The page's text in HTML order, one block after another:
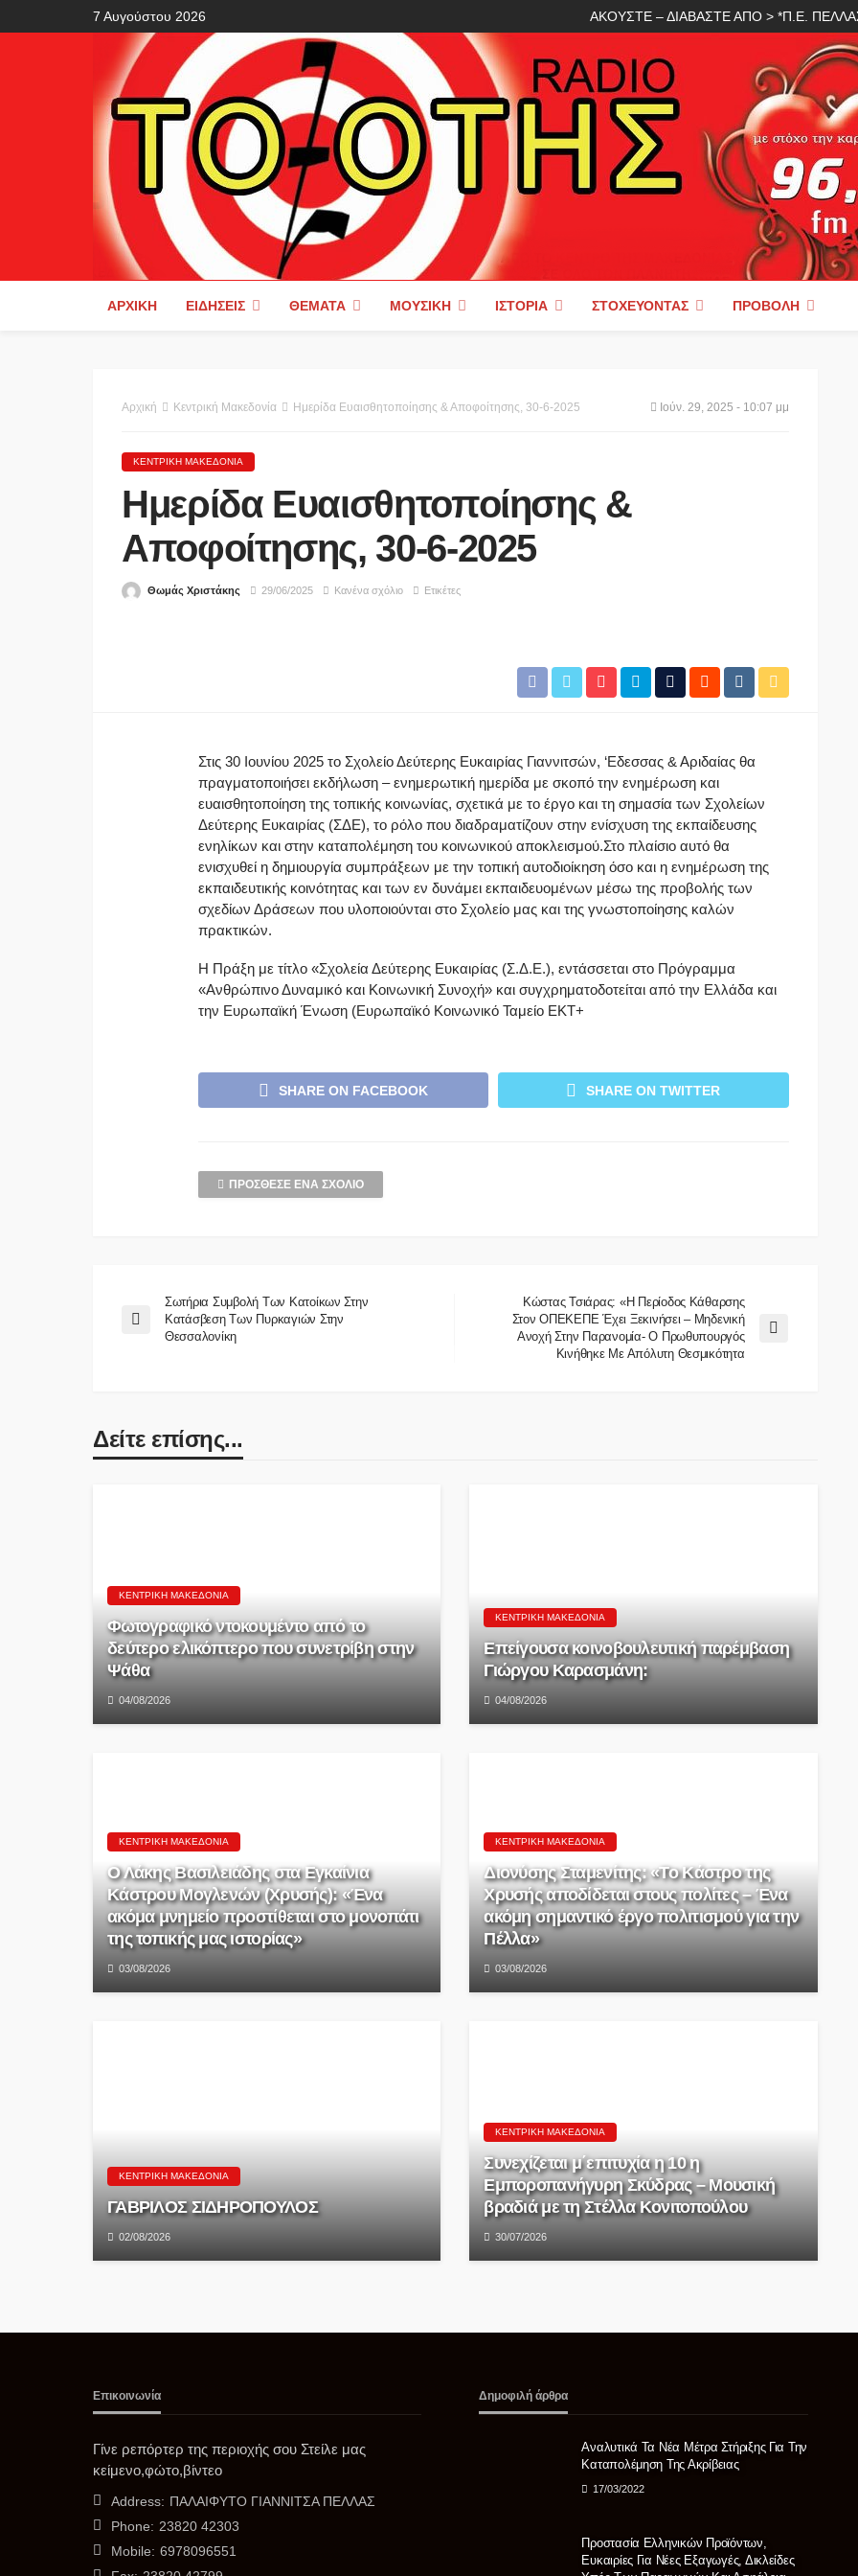
7 Αυγούστου 2026 ΑΚΟΥΣΤΕ – ΔΙΑΒΑΣΤΕ ΑΠΟ > *Π.Ε.
ΑΡΧΙΚΉ ΕΙΔΉΣΕΙΣ ΘΈΜΑΤΑ ΜΟΥΣΙΚΉ ΙΣΤΟΡΊΑ ΣΤΟΧΕΎΟΝΤΑΣ ΠΡΟΒΟΛΉ
Αρχική Κεντρική Μακεδονία Ημερίδα Ευαισθητοποίησης & Αποφοίτησης, 30-6-2025 Ιούν. 29, 2025 - 10:07 μμ
ΚΕΝΤΡΙΚΉ ΜΑΚΕΔΟΝΊΑ
Ημερίδα Ευαισθητοποίησης &
Αποφοίτησης, 30-6-2025
Θωμάς Χριστάκης 29/06/2025 Κανένα σχόλιο Ετικέτες
Στις 30 Ιουνίου 2025 το Σχολείο Δεύτερης Ευκαιρίας Γιαννιτσών, ‘Εδεσσας & Αριδαίας θα
πραγματοποιήσει εκδήλωση – ενημερωτική ημερίδα με σκοπό την ενημέρωση και
ευαισθητοποίηση της τοπικής κοινωνίας, σχετικά με το έργο και τη σημασία των Σχολείων
Δεύτερης Ευκαιρίας (ΣΔΕ), το ρόλο που διαδραματίζουν στην ενίσχυση της εκπαίδευσης
ενηλίκων και στην καταπολέμηση του κοινωνικού αποκλεισμού.Στο πλαίσιο αυτό θα
ενισχυθεί η δημιουργία συμπράξεων με την τοπική αυτοδιοίκηση όσο και η ενημέρωση της
εκπαιδευτικής κοινότητας και των εν δυνάμει εκπαιδευομένων μέσω της προβολής των
σχεδίων Δράσεων που υλοποιούνται στο Σχολείο μας και της γνωστοποίησης καλών
πρακτικών.
H Πράξη με τίτλο «Σχολεία Δεύτερης Ευκαιρίας (Σ.Δ.Ε.), εντάσσεται στο Πρόγραμμα
«Ανθρώπινο Δυναμικό και Κοινωνική Συνοχή» και συγχρηματοδοτείται από την Ελλάδα και
την Ευρωπαϊκή Ένωση (Ευρωπαϊκό Κοινωνικό Ταμείο ΕΚΤ+
SHARE ON FACEBOOK SHARE ON TWITTER
ΠΡΌΣΘΕΣΕ ΈΝΑ ΣΧΌΛΙΟ
Σωτήρια Συμβολή Των Κατοίκων Στην
Κατάσβεση Των Πυρκαγιών Στην
Θεσσαλονίκη
Κώστας Τσιάρας: «Η Περίοδος Κάθαρσης
Στον ΟΠΕΚΕΠΕ Έχει Ξεκινήσει – Μηδενική
Ανοχή Στην Παρανομία- Ο Πρωθυπουργός
Κινήθηκε Με Απόλυτη Θεσμικότητα
Δείτε επίσης...
ΚΕΝΤΡΙΚΉ ΜΑΚΕΔΟΝΊΑ
Φωτογραφικό ντοκουμέντο από το
δεύτερο ελικόπτερο που συνετρίβη στην
Ψάθα
04/08/2026
ΚΕΝΤΡΙΚΉ ΜΑΚΕΔΟΝΊΑ
Επείγουσα κοινοβουλευτική παρέμβαση
Γιώργου Καρασμάνη:
04/08/2026
ΚΕΝΤΡΙΚΉ ΜΑΚΕΔΟΝΊΑ
Ο Λάκης Βασιλειάδης στα Εγκαίνια
Κάστρου Μογλενών (Χρυσής): «Ένα
ακόμα μνημείο προστίθεται στο μονοπάτι
της τοπικής μας ιστορίας»
03/08/2026
ΚΕΝΤΡΙΚΉ ΜΑΚΕΔΟΝΊΑ
Διονύσης Σταμενίτης: «Το Κάστρο της
Χρυσής αποδίδεται στους πολίτες – Ένα
ακόμη σημαντικό έργο πολιτισμού για την
Πέλλα»
03/08/2026
ΚΕΝΤΡΙΚΉ ΜΑΚΕΔΟΝΊΑ
ΓΑΒΡΙΛΟΣ ΣΙΔΗΡΟΠΟΥΛΟΣ
02/08/2026
ΚΕΝΤΡΙΚΉ ΜΑΚΕΔΟΝΊΑ
Συνεχίζεται μ΄επιτυχία η 10 η
Εμποροπανήγυρη Σκύδρας – Μουσική
βραδιά με τη Στέλλα Κονιτοπούλου
30/07/2026
Επικοινωνία
Γίνε ρεπόρτερ της περιοχής σου Στείλε μας
κείμενο,φώτο,βίντεο
Address: ΠΑΛΑΙΦΥΤΟ ΓΙΑΝΝΙΤΣΑ ΠΕΛΛΑΣ
Phone: 23820 42303
Mobile: 6978096551
Δημοφιλή άρθρα
Αναλυτικά Τα Νέα Μέτρα Στήριξης Για Την
Καταπολέμηση Της Ακρίβειας
17/03/2022
Προστασία Ελληνικών Προϊόντων,
Ευκαιρίες Για Νέες Εξαγωγές, Δικλείδες